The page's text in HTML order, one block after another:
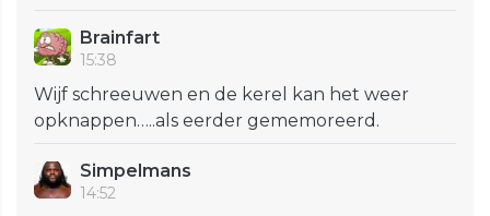
Brainfart
15:38
Wijf schreeuwen en de kerel kan het weer
opknappen…..als eerder gememoreerd.
Simpelmans
14:52